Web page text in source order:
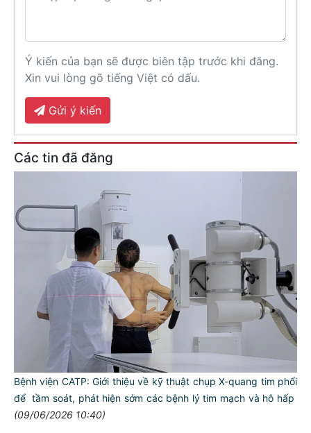
Ý kiến của bạn sẽ được biên tập trước khi đăng.
Xin vui lòng gõ tiếng Việt có dấu.
Gửi ý kiến
Các tin đã đăng
Bệnh viện CATP: Giới thiệu về kỹ thuật chụp X-quang tim phổi
để tầm soát, phát hiện sớm các bệnh lý tim mạch và hô hấp
(09/06/2026 10:40)